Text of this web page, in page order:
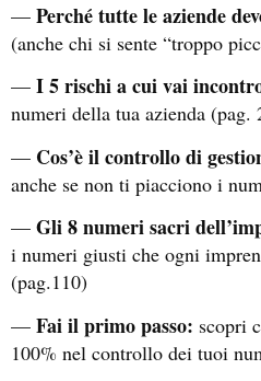
— Perché tutte le aziende
(anche chi si sente “troppo
— I 5 rischi a cui vai
numeri della tua azienda (pag.
— Cos’è il controllo di
anche se non ti piacciono i
— Gli 8 numeri sacri
i numeri giusti che ogni
(pag.110)
— Fai il primo passo: scopri
100% nel controllo dei tuoi